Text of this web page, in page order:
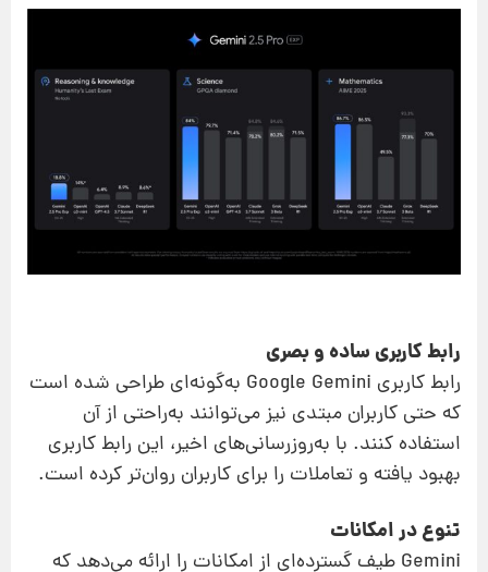
رابط کاربری ساده و بصری
رابط کاربری Google Gemini به‌گونه‌ای طراحی شده است
که حتی کاربران مبتدی نیز می‌توانند به‌راحتی از آن
استفاده کنند. با به‌روزرسانی‌های اخیر، این رابط کاربری
بهبود یافته و تعاملات را برای کاربران روان‌تر کرده است.
تنوع در امکانات
Gemini طیف گسترده‌ای از امکانات را ارائه می‌دهد که